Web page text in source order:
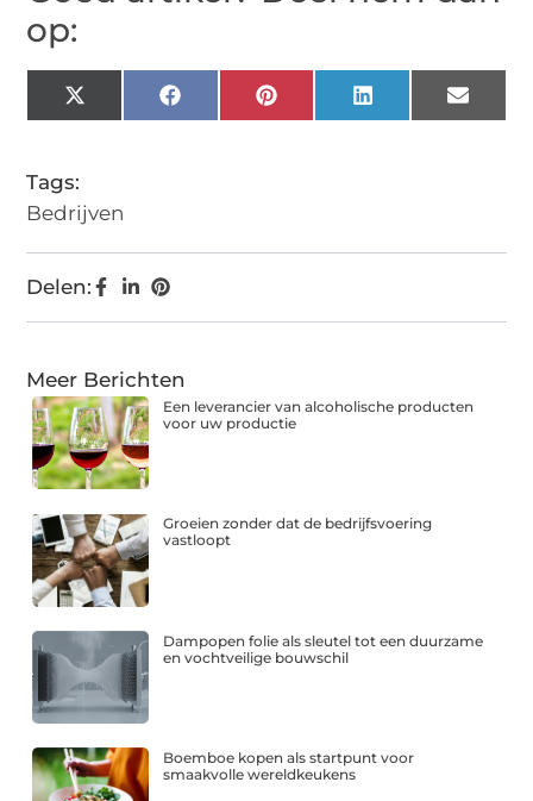
op:
X
(Twitter)
FacebookPinterestLinkedIn Email
Tags:
Bedrijven
Delen:
Meer Berichten
Een leverancier van alcoholische producten
voor uw productie
Groeien zonder dat de bedrijfsvoering
vastloopt
Dampopen folie als sleutel tot een duurzame
en vochtveilige bouwschil
Boemboe kopen als startpunt voor
smaakvolle wereldkeukens